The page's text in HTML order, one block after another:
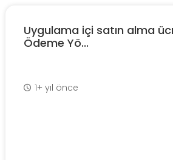
Uygulama içi satın alma
Ödeme Yö...
1+ yıl önce